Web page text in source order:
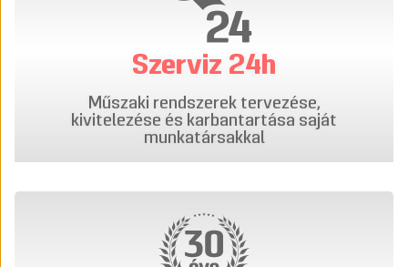
Szerviz 24h
Műszaki rendszerek tervezése,
kivitelezése és karbantartása saját
munkatársakkal